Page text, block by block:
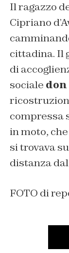
Il ragazzo
Cipriano
cittadina. Il
di
sociale don
compressa
in moto,
si trovava
distanza
FOTO di